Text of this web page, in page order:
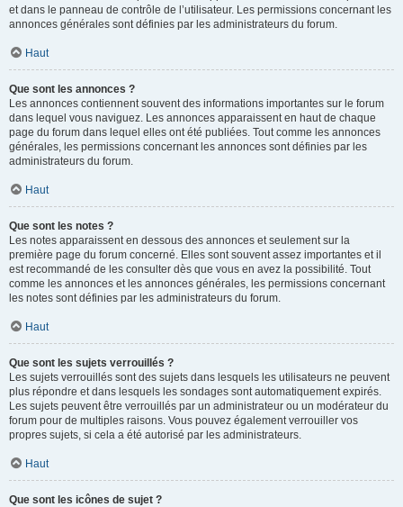
et dans le panneau de contrôle de l’utilisateur. Les permissions concernant les
annonces générales sont définies par les administrateurs du forum.
Haut
Que sont les annonces ?
Les annonces contiennent souvent des informations importantes sur le forum
dans lequel vous naviguez. Les annonces apparaissent en haut de chaque
page du forum dans lequel elles ont été publiées. Tout comme les annonces
générales, les permissions concernant les annonces sont définies par les
administrateurs du forum.
Haut
Que sont les notes ?
Les notes apparaissent en dessous des annonces et seulement sur la
première page du forum concerné. Elles sont souvent assez importantes et il
est recommandé de les consulter dès que vous en avez la possibilité. Tout
comme les annonces et les annonces générales, les permissions concernant
les notes sont définies par les administrateurs du forum.
Haut
Que sont les sujets verrouillés ?
Les sujets verrouillés sont des sujets dans lesquels les utilisateurs ne peuvent
plus répondre et dans lesquels les sondages sont automatiquement expirés.
Les sujets peuvent être verrouillés par un administrateur ou un modérateur du
forum pour de multiples raisons. Vous pouvez également verrouiller vos
propres sujets, si cela a été autorisé par les administrateurs.
Haut
Que sont les icônes de sujet ?